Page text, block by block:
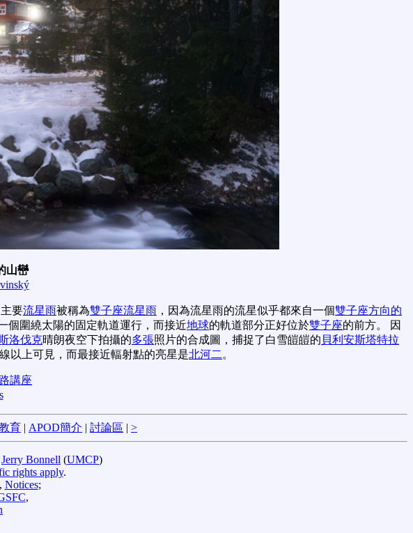
山巒
要流星雨被稱為雙子座流星雨 ，因為流星雨的流星似乎都來自一個雙子座方向的
個圍繞太陽的固定軌道運行，而接近地球的軌道部分正好位於雙子座的前方。 因
洛伐克晴朗夜空下拍攝的多張照片的合成圖，捕捉了白雪皚皚的 貝利安斯塔特拉
以上可見，而最接近輻射點的亮星是北河二 。
講座
育 | APOD簡介 | 討論區 | >
Jerry Bonnell (UMCP)
rights apply.
Notices;
,